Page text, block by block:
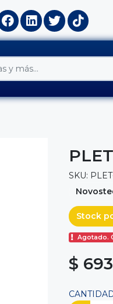
SKU:
Stock
Agotado.
$ 693